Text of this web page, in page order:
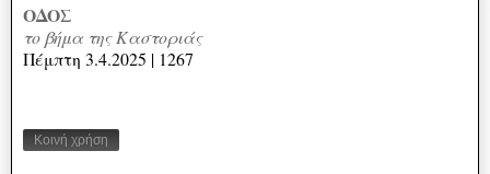
ΟΔΟΣ
το βήμα της Καστοριάς
Πέμπτη 3.4.2025 | 1267
Κοινή χρήση